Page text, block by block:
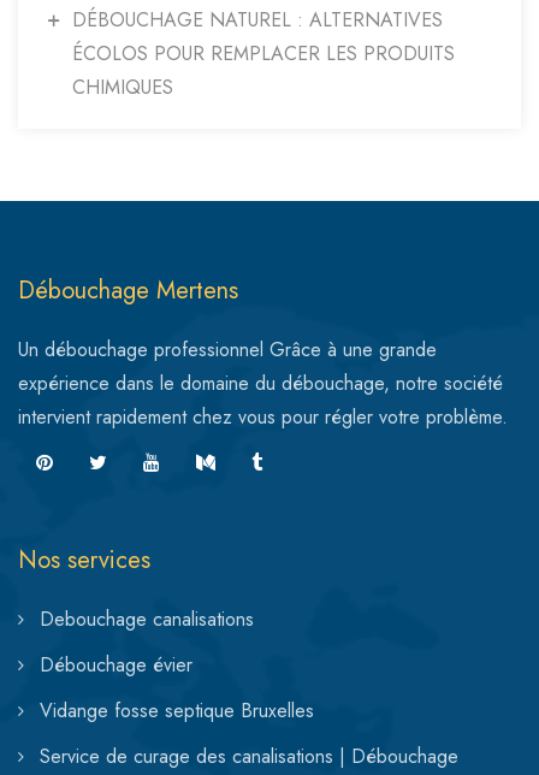
DÉBOUCHAGE NATUREL : ALTERNATIVES
ÉCOLOS POUR REMPLACER LES PRODUITS
CHIMIQUES
Débouchage Mertens
Un débouchage professionnel Grâce à une grande
expérience dans le domaine du débouchage, notre société
intervient rapidement chez vous pour régler votre problème.
Nos services
Debouchage canalisations
Débouchage évier
Vidange fosse septique Bruxelles
Service de curage des canalisations | Débouchage